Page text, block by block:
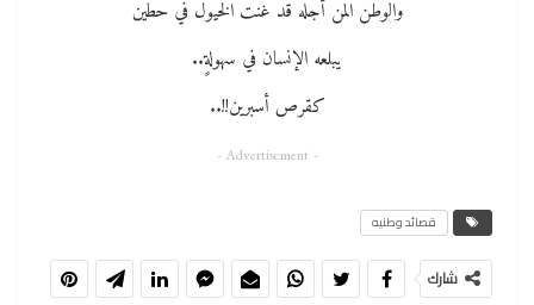
والوطن المن أجله قد غنت الخيول في حطين
يبلعه الإنسان في سهولةٍ..
كقرص أسبرين!!..
- Advertisement -
قصائد وطنيه
شارك